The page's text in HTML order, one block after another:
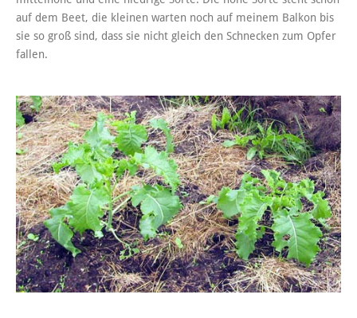
auf dem Beet, die kleinen warten noch auf meinem Balkon bis
sie so groß sind, dass sie nicht gleich den Schnecken zum Opfer
fallen.